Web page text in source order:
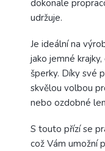
dokonale
udržuje.
Je ideální na
jako jemné
šperky. Díky své
skvělou volbou
nebo ozdobné
S touto přízí se
což Vám umožní